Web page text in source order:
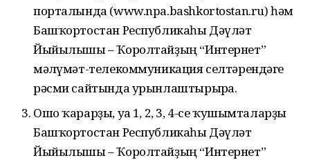
порталында (www.npa.bashkortostan.ru) һәм
Башҡортостан Республикаһы Дәүләт
Йыйылышы – Ҡоролтайҙың “Интернет”
мәғлүмәт-телекоммуникация селтәрендәге
рәсми сайтында урынлаштырырға.
Ошо ҡарарҙы, уға 1, 2, 3, 4-се ҡушымталарҙы
Башҡортостан Республикаһы Дәүләт
Йыйылышы – Ҡоролтайҙың “Интернет”